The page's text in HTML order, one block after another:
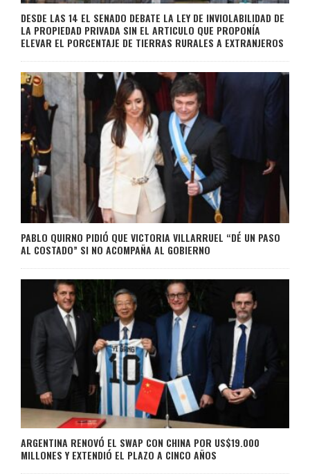
DESDE LAS 14 EL SENADO DEBATE LA LEY DE INVIOLABILIDAD DE
LA PROPIEDAD PRIVADA SIN EL ARTICULO QUE PROPONÍA
ELEVAR EL PORCENTAJE DE TIERRAS RURALES A EXTRANJEROS
PABLO QUIRNO PIDIÓ QUE VICTORIA VILLARRUEL “DÉ UN PASO
AL COSTADO” SI NO ACOMPAÑA AL GOBIERNO
ARGENTINA RENOVÓ EL SWAP CON CHINA POR US$19.000
MILLONES Y EXTENDIÓ EL PLAZO A CINCO AÑOS